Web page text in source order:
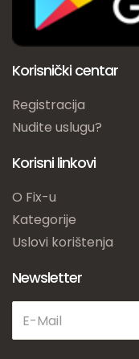
Korisnički centar
Registracija
Nudite uslugu?
Korisni linkovi
O Fix-u
Kategorije
Uslovi korištenja
Newsletter